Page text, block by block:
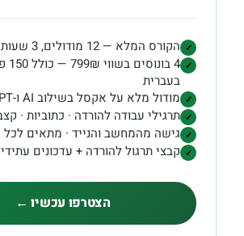
✓ הקורס המלא — 12 מודולים, 3 שעות תוכן מרוכז
✓
בעברית
✓ מודול מלא על אקסל בשילוב AI ו-ChatGPT
✓ תרגילי עבודה להורדה · כתוביות ·
✓ גישה מהמחשב והנייד · מתאים לכל
✓ קבצי תרגול להורדה + עדכונים
הצטרפו עכשיו ←